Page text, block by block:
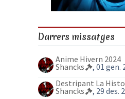
Darrers missatges
Anime Hivern 2024
Shancks
, 01 gen.
Destripant La
Shancks
, 29 des.